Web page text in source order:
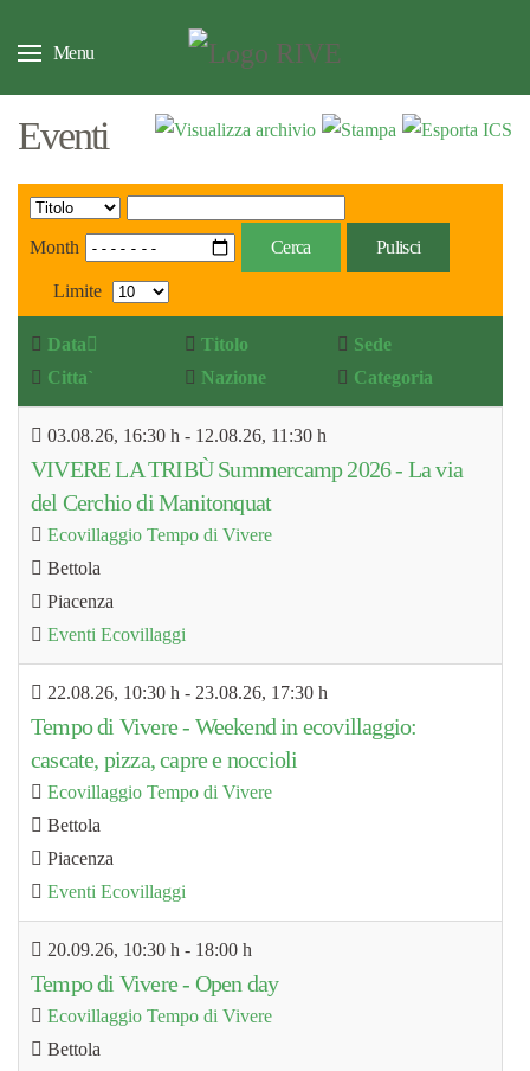
Menu
Eventi
Month Cerca Pulisci
Limite
Data Titolo
Sede
Citta`
Nazione Categoria
03.08.26, 16:30 h - 12.08.26, 11:30 h
VIVERE LA TRIBÙ Summercamp 2026 - La via
del Cerchio di Manitonquat
Ecovillaggio Tempo di Vivere
Bettola
Piacenza
Eventi Ecovillaggi
22.08.26, 10:30 h - 23.08.26, 17:30 h
Tempo di Vivere - Weekend in ecovillaggio:
cascate, pizza, capre e noccioli
Ecovillaggio Tempo di Vivere
Bettola
Piacenza
Eventi Ecovillaggi
20.09.26, 10:30 h - 18:00 h
Tempo di Vivere - Open day
Ecovillaggio Tempo di Vivere
Bettola